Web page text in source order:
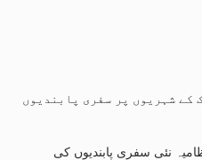
انتظامیہ 43 ممالک کے شہریوں پر سفری پابندیوں
نئی سفری پابندیوں کی